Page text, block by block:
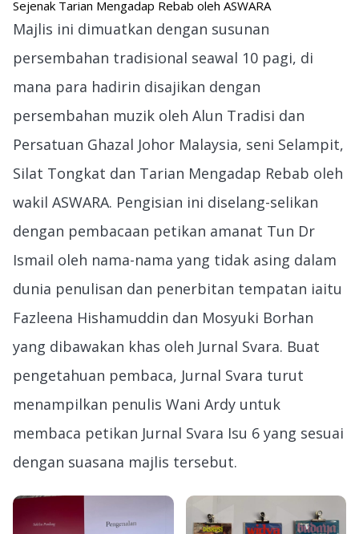
Sejenak Tarian Mengadap Rebab oleh ASWARA
Majlis ini dimuatkan dengan susunan
persembahan tradisional seawal 10 pagi, di
mana para hadirin disajikan dengan
persembahan muzik oleh Alun Tradisi dan
Persatuan Ghazal Johor Malaysia, seni Selampit,
Silat Tongkat dan Tarian Mengadap Rebab oleh
wakil ASWARA. Pengisian ini diselang-selikan
dengan pembacaan petikan amanat Tun Dr
Ismail oleh nama-nama yang tidak asing dalam
dunia penulisan dan penerbitan tempatan iaitu
Fazleena Hishamuddin dan Mosyuki Borhan
yang dibawakan khas oleh Jurnal Svara. Buat
pengetahuan pembaca, Jurnal Svara turut
menampilkan penulis Wani Ardy untuk
membaca petikan Jurnal Svara Isu 6 yang sesuai
dengan suasana majlis tersebut.